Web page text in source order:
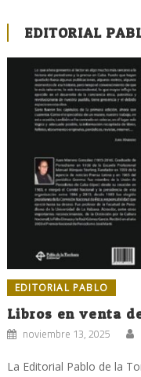
EDITORIAL
EDITORIAL PABLO
Libros en venta
noviembre 13, 2025
La Editorial Pablo de la